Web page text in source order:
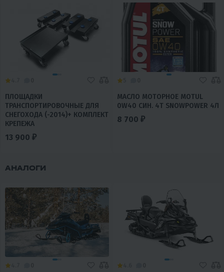
ПЛОЩАДКИ
ТРАНСПОРТИРОВОЧНЫЕ ДЛЯ
СНЕГОХОДА (-2014)+ КОМПЛЕКТ
КРЕПЕЖА
13 900 ₽
МАСЛО МОТОРНОЕ MOTUL
0W40 СИН. 4T SNOWPOWER 4Л
8 700 ₽
АНАЛОГИ